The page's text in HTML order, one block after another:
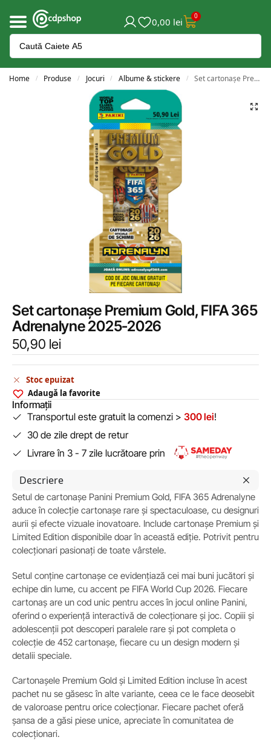
0,00 lei 0
Home / Produse / Jocuri / Albume & stickere / Set cartonașe Premium Gold, FIFA 365 Adrenalyne 2025-2026
Set cartonașe Premium Gold, FIFA 365
Adrenalyne 2025-2026
50,90 lei
Stoc epuizat
Adaugă la favorite
Informații
Transportul este gratuit la comenzi > 300 lei!
30 de zile drept de retur
Livrare în 3 - 7 zile lucrătoare prin
Descriere
Setul de cartonașe Panini Premium Gold, FIFA 365 Adrenalyne
aduce în colecție cartonașe rare și spectaculoase, cu designuri
aurii și efecte vizuale inovatoare. Include cartonașe Premium și
Limited Edition disponibile doar în această ediție. Potrivit pentru
colecționari pasionați de toate vârstele.
Setul conține cartonașe ce evidențiază cei mai buni jucători și
echipe din lume, cu accent pe FIFA World Cup 2026. Fiecare
cartonaș are un cod unic pentru acces în jocul online Panini,
oferind o experiență interactivă de colecționare și joc. Copiii și
adolescenții pot descoperi paralele rare și pot completa o
colecție de 452 cartonașe, fiecare cu un design modern și
detalii speciale.
Cartonașele Premium Gold și Limited Edition incluse în acest
pachet nu se găsesc în alte variante, ceea ce le face deosebit
de valoroase pentru orice colecționar. Fiecare pachet oferă
șansa de a găsi piese unice, apreciate în comunitatea de
colecționari.